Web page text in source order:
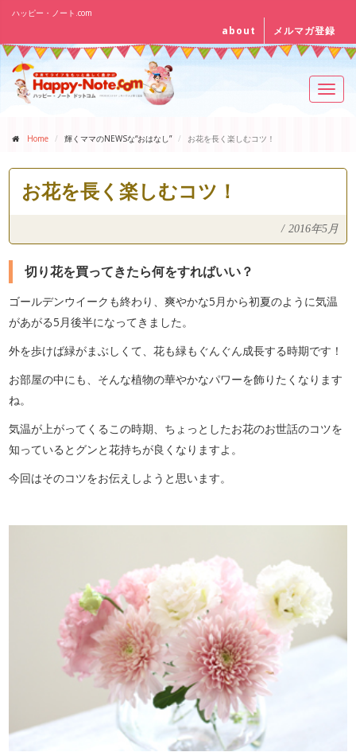
ハッピー・ノート.com
about メルマガ登録
Home 輝くママのNEWSな“おはなし” お花を長く楽しむコツ！
お花を長く楽しむコツ！
/ 2016年5月
切り花を買ってきたら何をすればいい？
ゴールデンウイークも終わり、爽やかな5月から初夏のように気温
があがる5月後半になってきました。
外を歩けば緑がまぶしくて、花も緑もぐんぐん成長する時期です！
お部屋の中にも、そんな植物の華やかなパワーを飾りたくなります
ね。
気温が上がってくるこの時期、ちょっとしたお花のお世話のコツを
知っているとグンと花持ちが良くなりますよ。
今回はそのコツをお伝えしようと思います。